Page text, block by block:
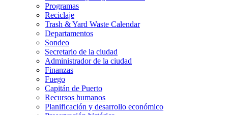
Programas
Reciclaje
Trash & Yard Waste Calendar
Departamentos
Sondeo
Secretario de la ciudad
Administrador de la ciudad
Finanzas
Fuego
Capitán de Puerto
Recursos humanos
Planificación y desarrollo económico